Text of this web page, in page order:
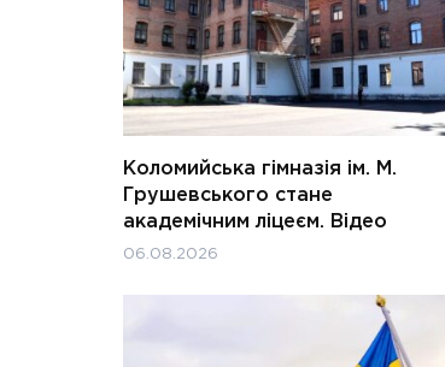
Коломийська гімназія ім. М.
Грушевського стане
академічним ліцеєм. Відео
06.08.2026